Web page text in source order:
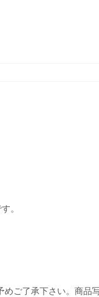
。
ご了承下さい。商品